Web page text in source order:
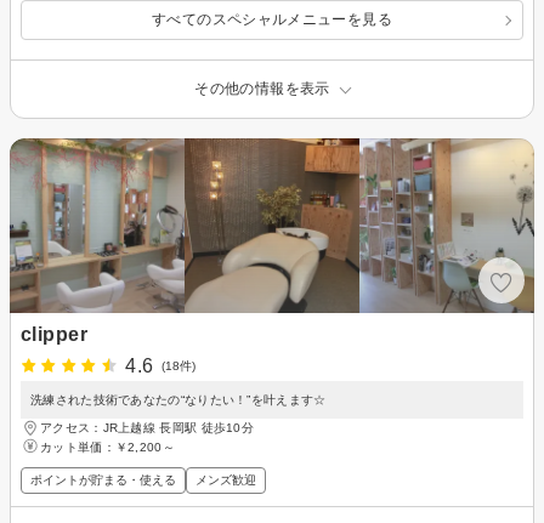
すべてのスペシャルメニューを見る
その他の情報を表示
clipper
4.6
(18件)
洗練された技術であなたの“なりたい！”を叶えます☆
アクセス：JR上越線 長岡駅 徒歩10分
カット単価： ￥2,200～
ポイントが貯まる・使える メンズ歓迎